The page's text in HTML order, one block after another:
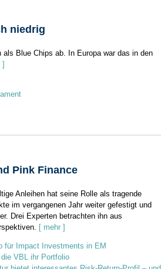
niedrig
als Blue Chips ab. In Europa war das in den
]
Pink Finance
Anleihen hat seine Rolle als tragende
im vergangenen Jahr weiter gefestigt und
Drei Experten betrachten ihn aus
[ mehr ]
für Impact Investments in EM
VBL ihr Portfolio